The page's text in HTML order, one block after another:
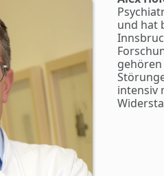
und hat
intensiv